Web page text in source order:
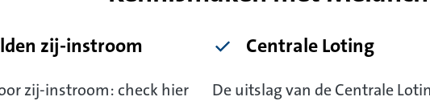
zij-instroom
zij-instroom: check hier
Centrale Loting
De uitslag van de Centrale